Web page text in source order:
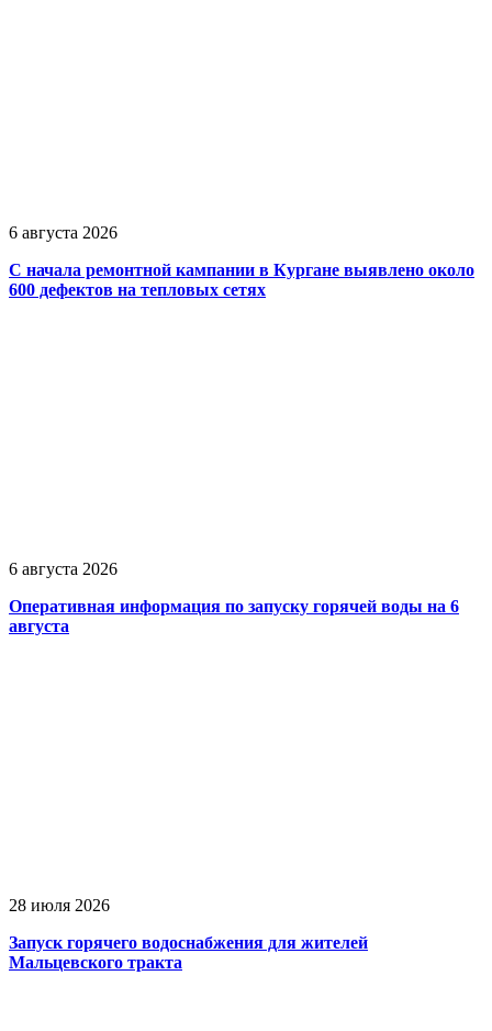
6 августа 2026
С начала ремонтной кампании в Кургане выявлено около
600 дефектов на тепловых сетях
6 августа 2026
Оперативная информация по запуску горячей воды на 6
августа
28 июля 2026
Запуск горячего водоснабжения для жителей
Мальцевского тракта